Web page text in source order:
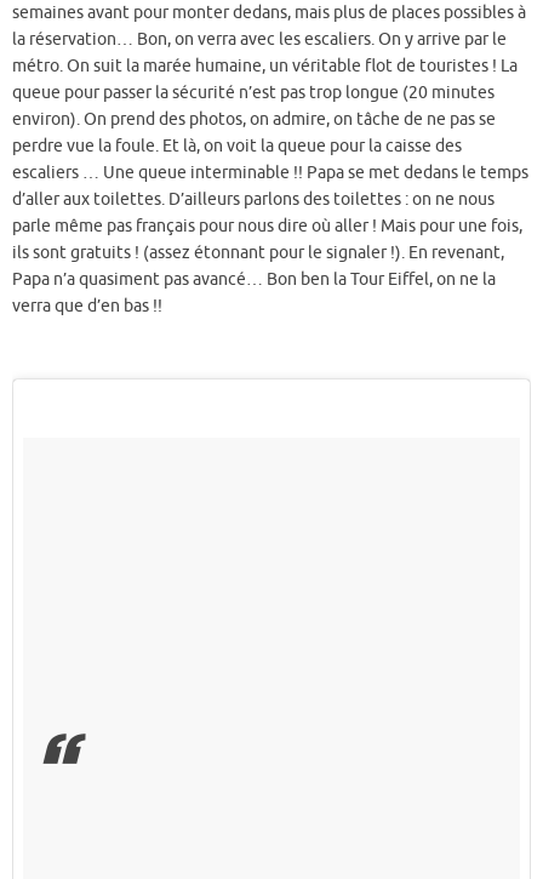
semaines avant pour monter dedans, mais plus de places possibles à
la réservation… Bon, on verra avec les escaliers. On y arrive par le
métro. On suit la marée humaine, un véritable flot de touristes ! La
queue pour passer la sécurité n’est pas trop longue (20 minutes
environ). On prend des photos, on admire, on tâche de ne pas se
perdre vue la foule. Et là, on voit la queue pour la caisse des
escaliers … Une queue interminable !! Papa se met dedans le temps
d’aller aux toilettes. D’ailleurs parlons des toilettes : on ne nous
parle même pas français pour nous dire où aller ! Mais pour une fois,
ils sont gratuits ! (assez étonnant pour le signaler !). En revenant,
Papa n’a quasiment pas avancé… Bon ben la Tour Eiffel, on ne la
verra que d’en bas !!